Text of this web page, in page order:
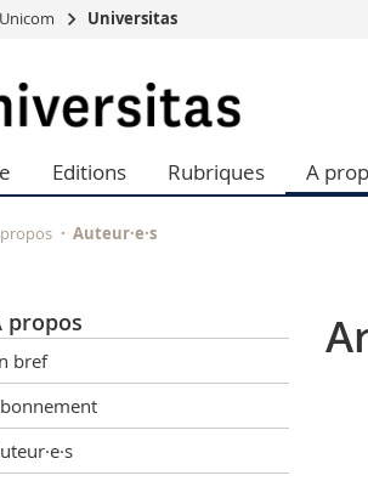
Université
continue
Sciences
Lettres et
Unicom Universitas
Editions Rubriques A
Auteur·e·s
propos
bref